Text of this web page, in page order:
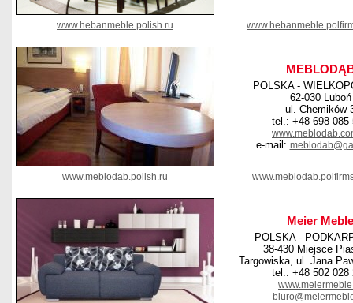
www.hebanmeble.polish.ru
POLSKA -
62-030 Luboń
ul. Chemików
tel.: +48 698 085
e-mail:
www.meblodab.polish.ru
Meier Meble
POLSKA -
38-430 Miejsce
Targowiska, ul. Jana
tel.: +48 502 028